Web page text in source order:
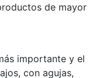
de mayor
importante y el
con agujas,